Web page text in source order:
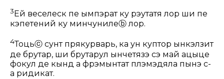
3 Ей веселеск пе ымпэрат ку рэутатя лор ши пе
кэпетений ку минчунилеⓑ лор.
4Тоцьⓒ сунт прякурварь, ка ун куптор ынкэлзит
де брутар, ши брутарул ынчетязэ сэ май ацыце
фокул де кынд а фрэмынтат плэмэдяла пынэ с-
а ридикат.